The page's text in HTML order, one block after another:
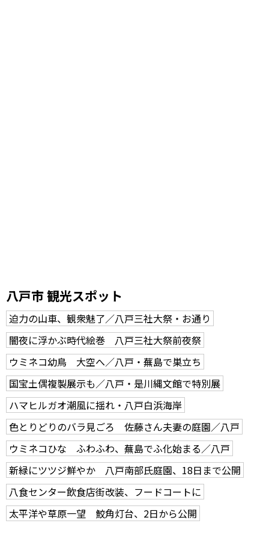
八戸市 観光スポット
迫力の山車、観衆魅了／八戸三社大祭・お通り
闇夜に浮かぶ時代絵巻 八戸三社大祭前夜祭
ウミネコ幼鳥 大空へ／八戸・蕪島で巣立ち
国宝土偶複製展示も／八戸・是川縄文館で特別展
ハマヒルガオ潮風に揺れ・八戸白浜海岸
色とりどりのバラ見ごろ 佐藤さん夫妻の庭園／八戸
ウミネコひな ふわふわ、蕪島でふ化始まる／八戸
新緑にツツジ鮮やか 八戸南部氏庭園、18日まで公開
八食センター飲食店街改装、フードコートに
太平洋や草原一望 鮫角灯台、2日から公開